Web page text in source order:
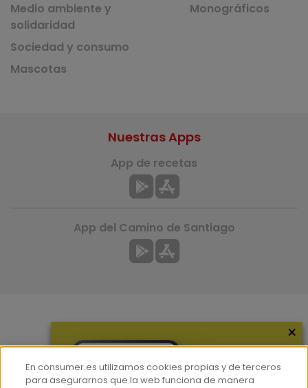
Medio ambiente y
solidaridad
Sociedad y consumo
Mascotas
Monográficos
Hemeroteca
Nuestras Apps
App de recetas
App del Camino de Santiago
×
En consumer.es utilizamos cookies propias y de terceros
para asegurarnos que la web funciona de manera